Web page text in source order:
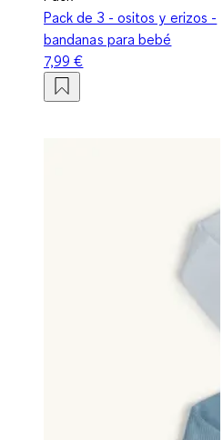
Pack de 3 - ositos y erizos -
bandanas para bebé
7,99 €